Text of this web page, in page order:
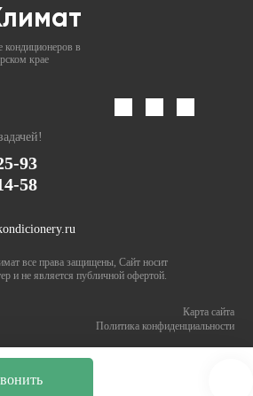
кондиционеров в
крае
93
58
все права защищены, Сайт носит
и не является публичной офертой.
Карта сайта
Политика конфиденциальности